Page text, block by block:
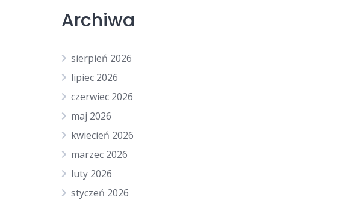
Archiwa
sierpień 2026
lipiec 2026
czerwiec 2026
maj 2026
kwiecień 2026
marzec 2026
luty 2026
styczeń 2026